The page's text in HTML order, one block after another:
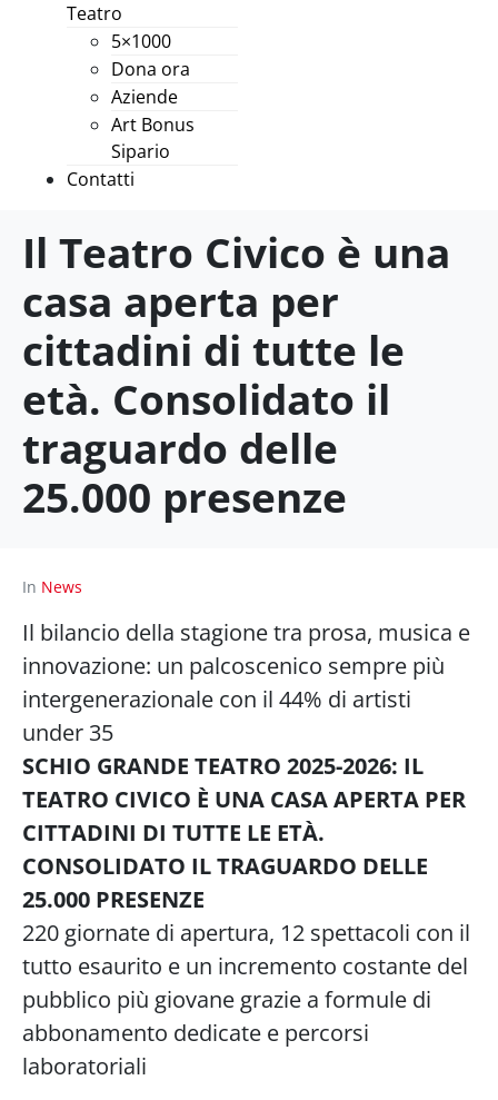
Teatro
5×1000
Dona ora
Aziende
Art Bonus
Sipario
Contatti
Il Teatro Civico è una
casa aperta per
cittadini di tutte le
età. Consolidato il
traguardo delle
25.000 presenze
In News
Il bilancio della stagione tra prosa, musica e
innovazione: un palcoscenico sempre più
intergenerazionale con il 44% di artisti
under 35
SCHIO GRANDE TEATRO 2025-2026: IL
TEATRO CIVICO È UNA CASA APERTA PER
CITTADINI DI TUTTE LE ETÀ.
CONSOLIDATO IL TRAGUARDO DELLE
25.000 PRESENZE
220 giornate di apertura, 12 spettacoli con il
tutto esaurito e un incremento costante del
pubblico più giovane grazie a formule di
abbonamento dedicate e percorsi
laboratoriali